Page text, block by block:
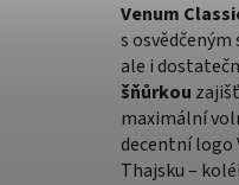
Venum
s
ale i
šňůrkou
maximální
decentní logo
Thajsku –